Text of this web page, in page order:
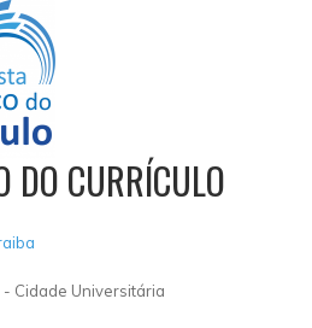
DO CURRÍCULO
- Cidade Universitária